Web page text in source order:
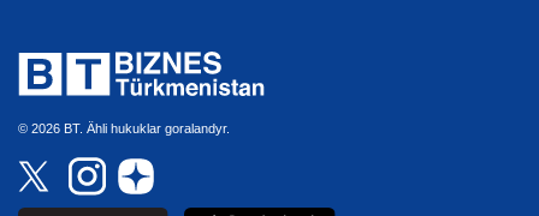
© 2026 BT. Ähli hukuklar goralandyr.